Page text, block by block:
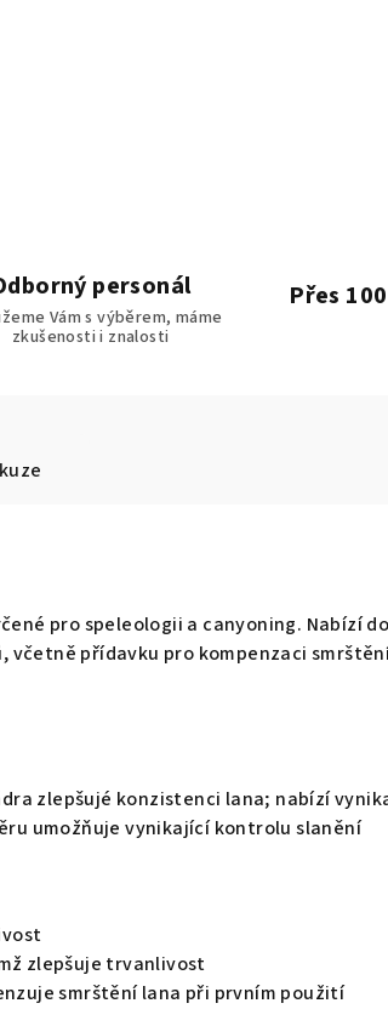
personál
Vám s výběrem, máme
zkušenosti i znalosti
Přes
pro speleologii a canyoning. Nabízí
včetně přídavku pro kompenzaci
zlepšujé konzistenci lana; nabízí
umožňuje vynikající kontrolu slanění
zlepšuje trvanlivost
smrštění lana při prvním použití